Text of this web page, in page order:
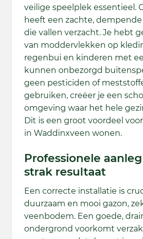
veilige speelplek essentieel.
heeft een zachte,
die vallen verzacht. Je hebt
van moddervlekken op
regenbui en kinderen met
kunnen onbezorgd
geen pesticiden of
gebruiken, creëer je een
omgeving waar het hele
Dit is een groot voordeel
in Waddinxveen wonen.
Professionele
strak resultaat
Een correcte installatie is
duurzaam en mooi gazon,
veenbodem. Een goede,
ondergrond voorkomt